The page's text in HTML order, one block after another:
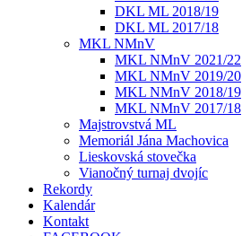
DKL ML 2018/19
DKL ML 2017/18
MKL NMnV
MKL NMnV 2021/22
MKL NMnV 2019/20
MKL NMnV 2018/19
MKL NMnV 2017/18
Majstrovstvá ML
Memoriál Jána Machovica
Lieskovská stovečka
Vianočný turnaj dvojíc
Rekordy
Kalendár
Kontakt